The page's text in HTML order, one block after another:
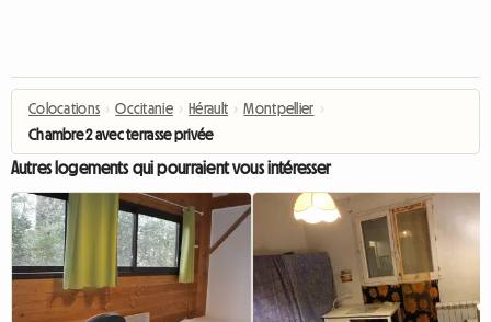
Colocations › Occitanie › Hérault › Montpellier ›
Chambre 2 avec terrasse privée
Autres logements qui pourraient vous intéresser